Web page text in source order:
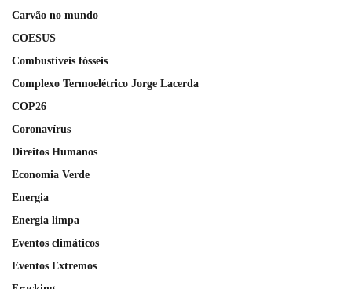
Carvão no mundo
COESUS
Combustíveis fósseis
Complexo Termoelétrico Jorge Lacerda
COP26
Coronavírus
Direitos Humanos
Economia Verde
Energia
Energia limpa
Eventos climáticos
Eventos Extremos